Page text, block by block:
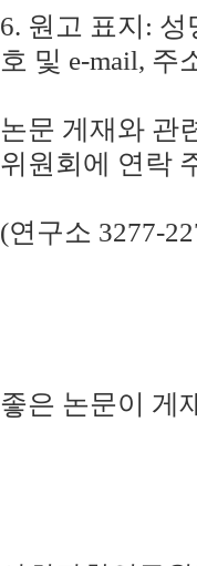
6. 원고 표지:
호 및 e-mail, 주
논문 게재와 관
위원회에 연락
(연구소 3277-
좋은 논문이 게